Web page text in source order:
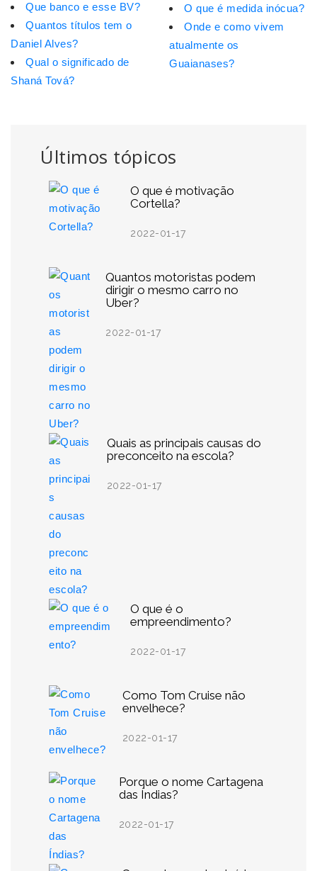
Últimos tópicos
O que é motivação
Cortella?
2022-01-17
Quantos motoristas podem
dirigir o mesmo carro no
Uber?
2022-01-17
Quais as principais causas do
preconceito na escola?
2022-01-17
O que é o
empreendimento?
2022-01-17
Como Tom Cruise não
envelhece?
2022-01-17
Porque o nome Cartagena
das Índias?
2022-01-17
Que banco e esse BV?
Quantos títulos tem o
Daniel Alves?
Qual o significado de
Shaná Tová?
O que é medida inócua?
Onde e como vivem
atualmente os
Guaianases?